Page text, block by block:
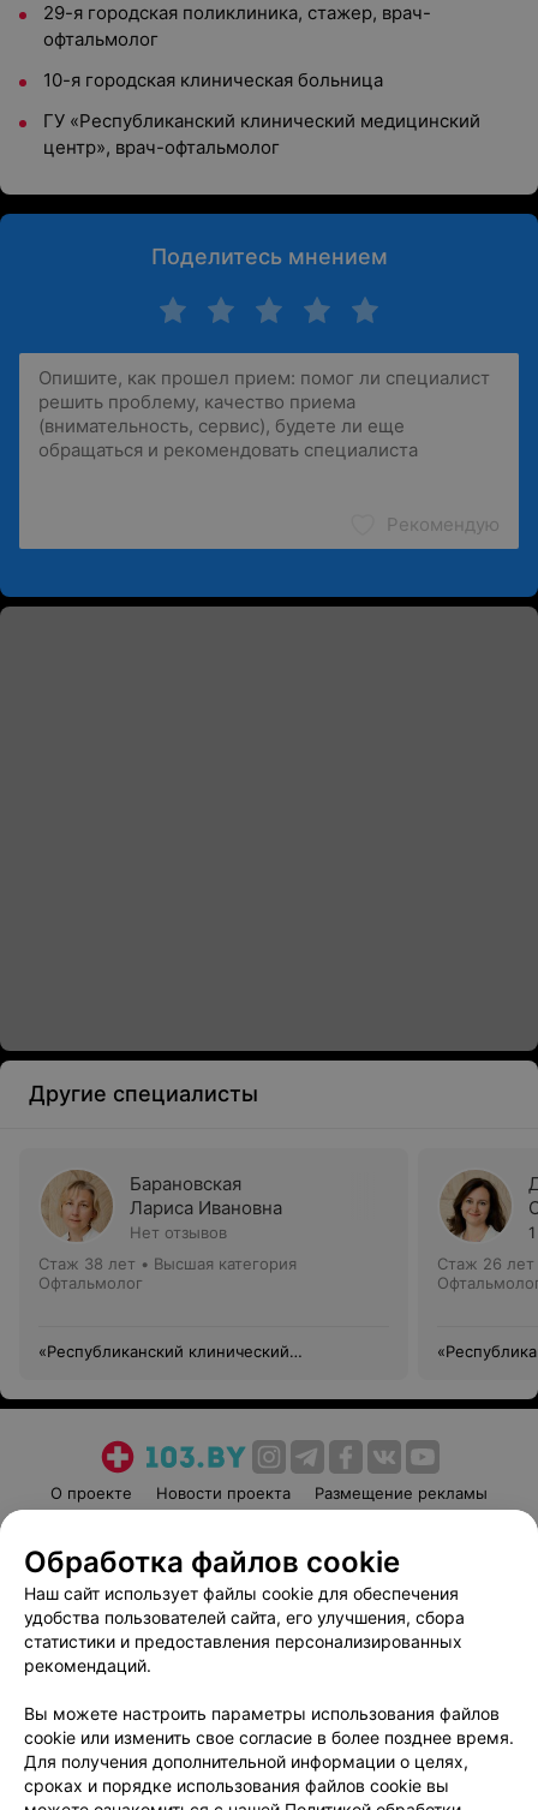
29-я городская поликлиника, стажер, врач-
офтальмолог
10-я городская клиническая больница
ГУ «Республиканский клинический медицинский
центр», врач-офтальмолог
Поделитесь мнением
Рекомендую
Другие специалисты
Барановская
Лариса Ивановна
Нет отзывов
Стаж 38 лет • Высшая категория
Офтальмолог
«Республиканский клинический
Стаж 26 лет
О проекте Новости проекта
Размещение рекламы
Пользовательское соглашение
Способы оплаты
Вакансии
Партнеры
Написать руководителю 103.by
Обработка персональных данных
Обработка файлов cookie
Наш сайт использует файлы cookie для обеспечения
удобства пользователей сайта, его улучшения, сбора
статистики и предоставления персонализированных
рекомендаций.
Вы можете настроить параметры использования файлов
cookie или изменить свое согласие в более позднее время.
Для получения дополнительной информации о целях,
сроках и порядке использования файлов cookie вы